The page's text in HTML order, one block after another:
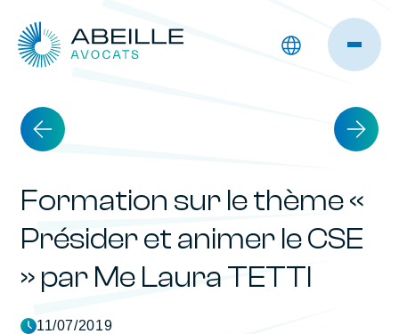
Formation sur le thème «
Présider et animer le CSE
» par Me Laura TETTI
11/07/2019